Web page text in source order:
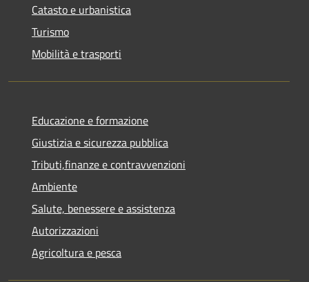
Catasto e urbanistica
Turismo
Mobilità e trasporti
Educazione e formazione
Giustizia e sicurezza pubblica
Tributi,finanze e contravvenzioni
Ambiente
Salute, benessere e assistenza
Autorizzazioni
Agricoltura e pesca